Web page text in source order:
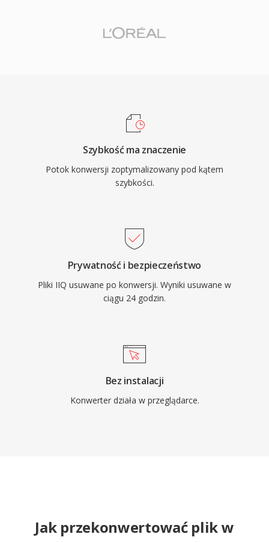
Szybkość ma znaczenie
Potok konwersji zoptymalizowany pod kątem
szybkości.
Prywatność i bezpieczeństwo
Pliki IIQ usuwane po konwersji. Wyniki usuwane w
ciągu 24 godzin.
Bez instalacji
Konwerter działa w przeglądarce.
Jak przekonwertować plik w